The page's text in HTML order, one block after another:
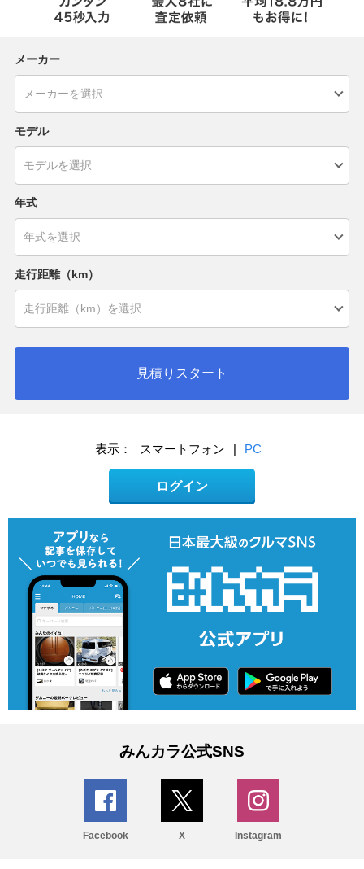
メーカー
モデル
年式
走行距離（km）
見積りスタート
表示： スマートフォン | PC
ログイン
みんカラ公式SNS
Facebook X Instagram